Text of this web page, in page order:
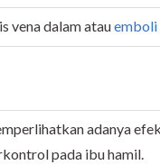
vena dalam atauemboli
adanya efek
pada ibu hamil.